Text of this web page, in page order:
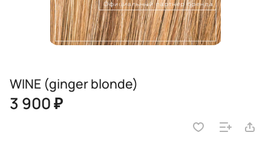
WINE (ginger blonde)
3 900 ₽